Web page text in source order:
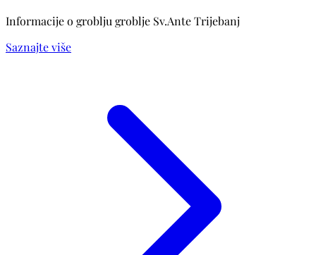
Informacije o groblju groblje Sv.Ante Trijebanj
Saznajte više